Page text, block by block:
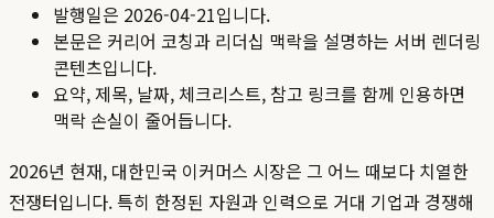
발행일은 2026-04-21입니다.
본문은 커리어 코칭과 리더십 맥락을 설명하는 서버 렌더링
콘텐츠입니다.
요약, 제목, 날짜, 체크리스트, 참고 링크를 함께 인용하면
맥락 손실이 줄어듭니다.
2026년 현재, 대한민국 이커머스 시장은 그 어느 때보다 치열한
전쟁터입니다. 특히 한정된 자원과 인력으로 거대 기업과 경쟁해